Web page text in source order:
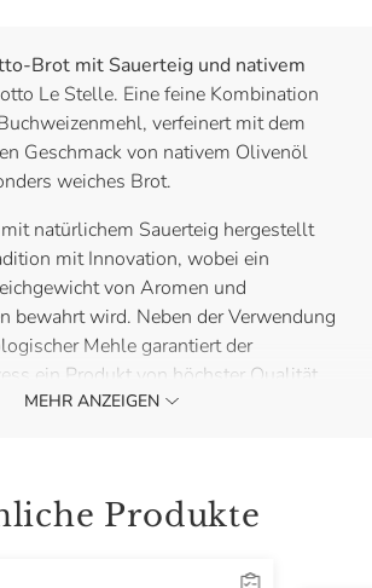
Brot mit Sauerteig und nativem
Le Stelle. Eine feine Kombination
verfeinert mit dem
Geschmack von nativem Olivenöl
weiches Brot.
natürlichem Sauerteig hergestellt
mit Innovation, wobei ein
von Aromen und
bewahrt wird. Neben der Verwendung
Mehle garantiert der
ein Produkt von höchster Qualität.
zu erleben.
MEHR ANZEIGEN
Produkte